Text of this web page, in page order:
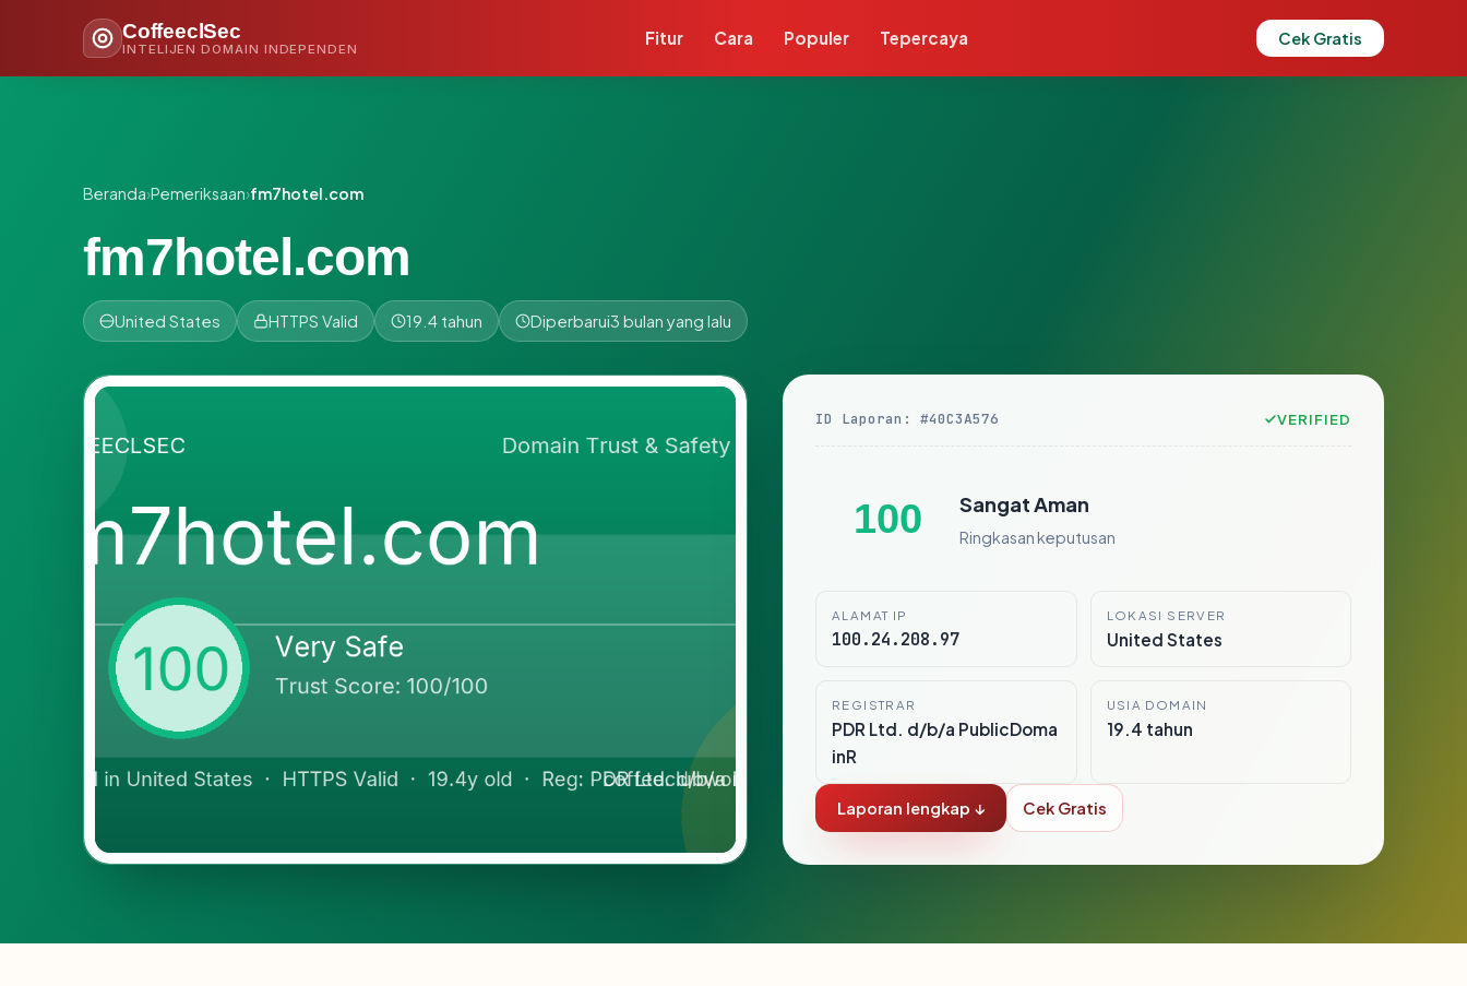
CoffeeclSec
INTELIJEN DOMAIN INDEPENDEN
Fitur Cara Populer Tepercaya Cek Gratis
Beranda›Pemeriksaan›fm7hotel.com
fm7hotel.com
United States HTTPS Valid 19.4 tahun Diperbarui3 bulan yang lalu
ID Laporan: #40C3A576 VERIFIED
100 Sangat Aman
Ringkasan keputusan
ALAMAT IP
100.24.208.97
LOKASI SERVER
United States
REGISTRAR
PDR Ltd. d/b/a PublicDoma
inR
USIA DOMAIN
19.4 tahun
Laporan lengkap ↓ Cek Gratis